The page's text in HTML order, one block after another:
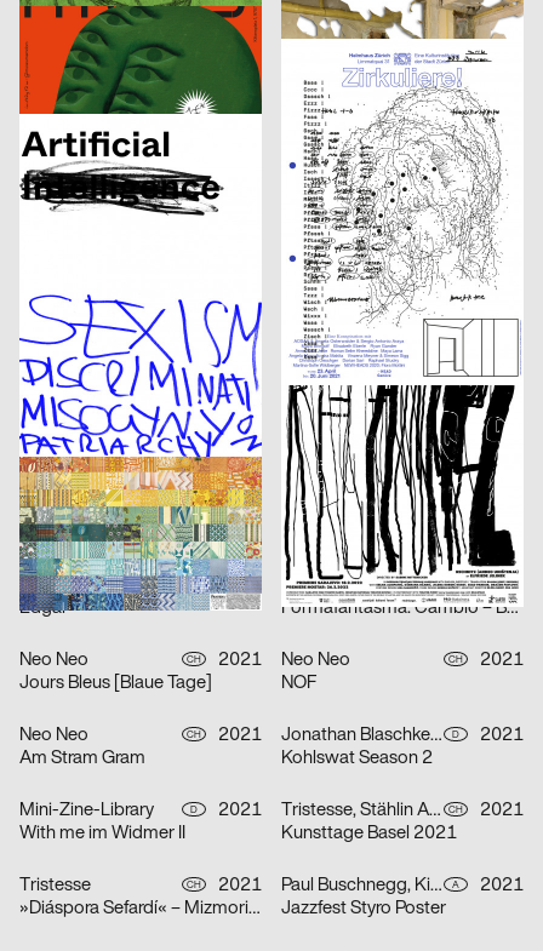
Human Parasite
Etudes d’espace [Raumstudien] n° 1-52 – Visarte Vaud
DIA Studio
2021
Optimo – Antique Legacy
Vinzenz Meyner CH
2021
Zirkuliere! Eine Konspiration
Artificial Sexism
2xGoldstein D
2021
Adele Stroh D Maximage CH
2021
ARSENIC Saison 2021–2022
Frauen der Wiener Werkstätte
3007 A
2021
Claudiabasel Grafik & Interaktion CH
2021
S AM Accsess for all
CH
2021
Die Nase
Balmer Hählen CH
2021
Foreign Agent – Live Bold
Balmer Hählen CH
2021
Phila Büdding, Jana Rzehak D
2021
Jazzkabinett
figures CH
2021
Kunsthalle Fribourg 30/40 ans Jubilé
Atelier Bundi AG CH
2021
Edgar
Herendi Artemisio CH
2021
Formafantasma: Cambio – Baum, Holz, Mensch
Neo Neo CH
2021
Jours Bleus [Blaue Tage]
Neo Neo CH
2021
NOF
Neo Neo CH
2021
Am Stram Gram
Jonathan Blaschke, Bruno Jacoby D
2021
Kohlswat Season 2
Mini-Zine-Library D
2021
With me im Widmer II
Tristesse, Stählin Alena CH
2021
Kunsttage Basel 2021
Tristesse CH
2021
»Diáspora Sefardí« – Mizmorim Kammermusik Festival
Paul Buschnegg, Kilian Hanappi, Marcus Wagner A
2021
Jazzfest Styro Poster